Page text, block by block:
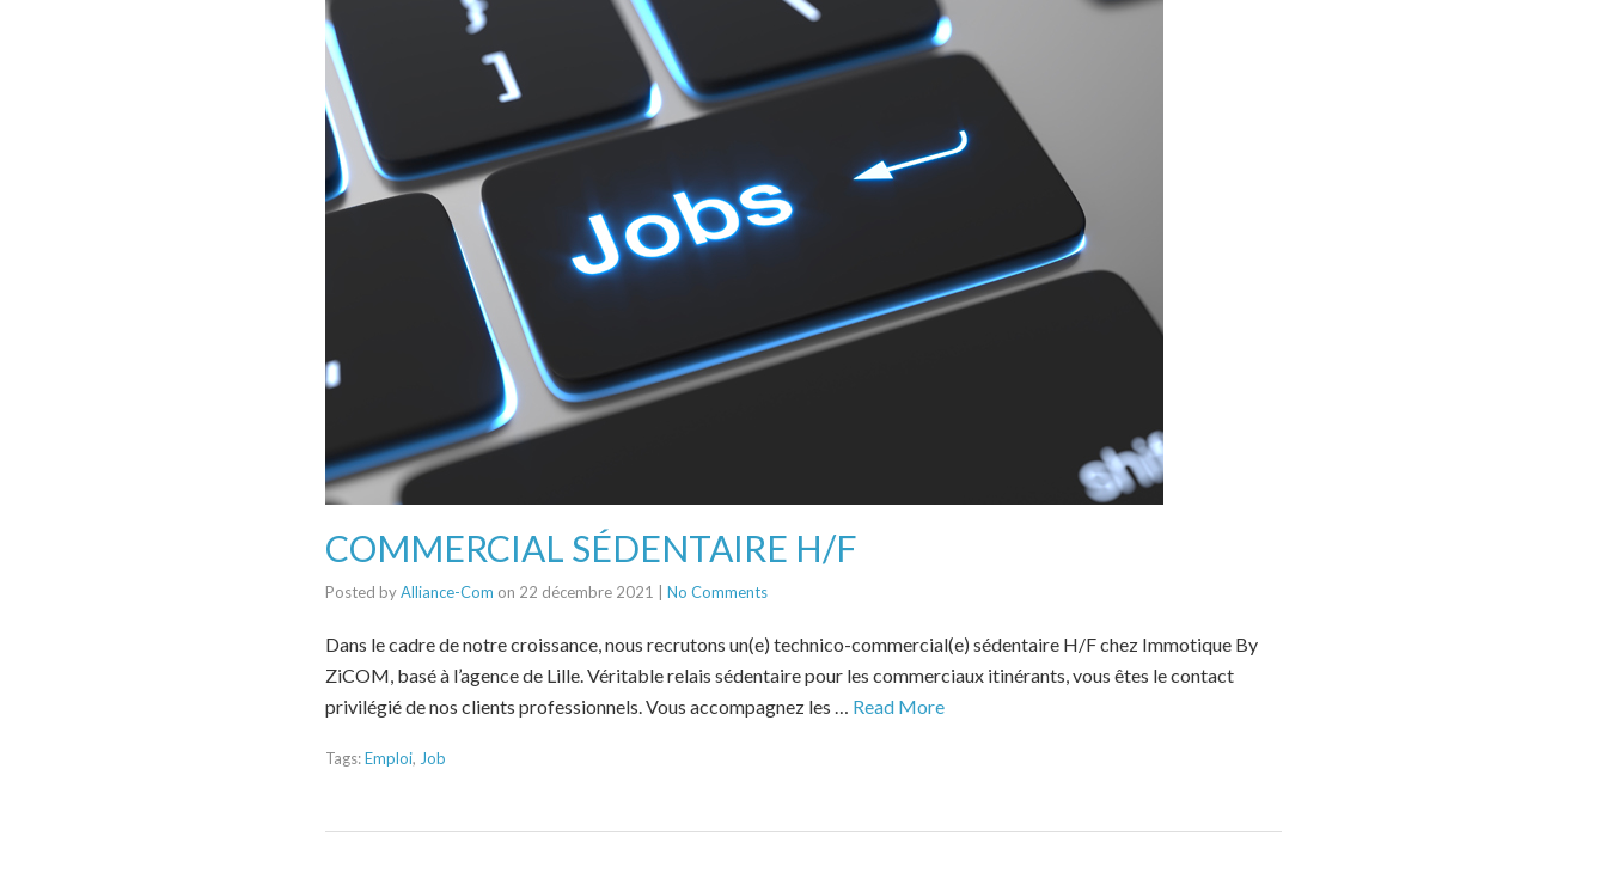
COMMERCIAL SÉDENTAIRE H/F
Posted byAlliance-Com on 22 décembre 2021 No Comments
Dans le cadre de notre croissance, nous recrutons un(e) technico-commercial(e) sédentaire H/F chez Immotique By
ZiCOM, basé à l’agence de Lille. Véritable relais sédentaire pour les commerciaux itinérants, vous êtes le contact
privilégié de nos clients professionnels. Vous accompagnez les … Read More
Tags:Emploi, Job